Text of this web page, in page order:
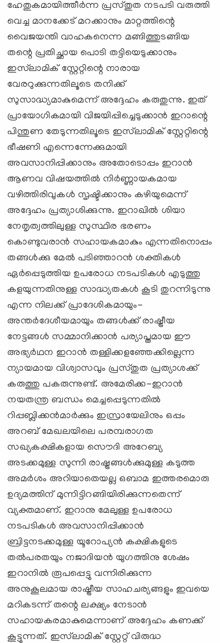
ഹേതുകമായിത്തീര്‍ന്ന പ്രസ്തുത നടപടി വരുത്തി
വെച്ച മാനക്കേട് മറക്കാനും മാറ്റത്തിന്റെ
വൈജയന്തി വാഹകനെന്ന മങ്ങിത്തുടങ്ങിയ
തന്റെ പ്രതിച്ഛായ പൊടി തട്ടിയെടുക്കാനും
ഇസ്‍ലാമിക് സ്റ്റേറ്റിന്റെ നാരായ
വേരറുക്കുന്നതിലൂടെ തനിക്ക്
സുസാദ്ധ്യമാകുമെന്ന് അദ്ദേഹം കരുതുന്നു. ഇത്
പ്രായോഗികമായി വിജയിപ്പിച്ചെടുക്കാന്‍ ഇറാന്റെ
പിന്തുണ തേടുന്നതിലൂടെ ഇസ്‍ലാമിക് സ്റ്റേറ്റിന്റെ
ഭീഷണി എന്നെന്നേക്കുമായി
അവസാനിപ്പിക്കാനും അതോടൊപ്പം ഇറാന്‍
ആണവ വിഷയത്തില്‍ നിര്‍ണ്ണായകമായ
വഴിത്തിരിവുകള്‍ സൃഷ്ടിക്കാനും കഴിയുമെന്ന്
അദ്ദേഹം പ്രത്യാശിക്കുന്നു. ഇറാഖില്‍ ശിയാ
നേതൃത്വത്തിലുള്ള സുസ്ഥിര ഭരണം
കൊണ്ടുവരാന്‍ സഹായകമാകും എന്നതിനൊപ്പം
തങ്ങള്‍ക്കു മേല്‍ പടിഞ്ഞാറന്‍ ശക്തികള്‍
ഏര്‍പ്പെടുത്തിയ ഉപരോധ നടപടികള്‍ എടുത്തു
കളയുന്നതിനുള്ള സാദ്ധ്യതകള്‍ കൂടി തുറന്നിടുന്നു
എന്ന നിലക്ക് പ്രാദേശികമായും-
അന്തര്‍ദേശീയമായും തങ്ങള്‍ക്ക് രാഷ്ട്രീയ
നേട്ടങ്ങള്‍ സമ്മാനിക്കാന്‍ പര്യാപ്തമായ ഈ
അഭ്യര്‍ഥന ഇറാന്‍ തള്ളിക്കളഞ്ഞേക്കില്ലെന്ന
ന്യായമായ വിശ്വാസവും പ്രസ്തുത പ്രത്യാശക്ക്
കരുത്തു പകരുന്നുണ്ട്. അമേരിക്ക-ഇറാന്‍
നയതന്ത്ര ബന്ധം മെച്ചപ്പെടുന്നതില്‍
റിപ്പബ്ലിക്കന്‍മാര്‍ക്കും ഇസ്രായേലിനും ഒപ്പം
അറബ് മേഖലയിലെ പരമ്പരാഗത
സഖ്യകക്ഷികളായ സൌദി അറേബ്യ
അടക്കമുള്ള സുന്നി രാഷ്ട്രങ്ങള്‍ക്കുമുള്ള കടുത്ത
അമര്‍ശം അറിയാതെയല്ല ഒബാമ ഇത്തരമൊരു
ഉദ്യമത്തിന് മുന്നിട്ടിറങ്ങിയിരിക്കുന്നതെന്ന്
വ്യക്തമാണ്. ഇറാനു മേലുള്ള ഉപരോധ
നടപടികള്‍ അവസാനിപ്പിക്കാന്‍
ബ്രിട്ടനടക്കമുള്ള യൂറോപ്യന്‍ കക്ഷികളുടെ
തല്‍പരതയും നജാദിയന്‍ യുഗത്തിനു ശേഷം
ഇറാനില്‍ രൂപപ്പെട്ടു വന്നിരിക്കുന്ന
അനുകൂലമായ രാഷ്ട്രീയ സാഹചര്യങ്ങളും ഇവയെ
മറികടന്ന് തന്റെ ലക്ഷ്യം നേടാന്‍
സഹായകരമാകുമെന്നാണ് അദ്ദേഹം കണക്ക്
കൂട്ടുന്നത്. ഇസ്‍ലാമിക് സ്റ്റേറ്റ് വിരുദ്ധ